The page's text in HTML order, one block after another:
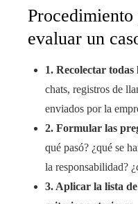
Procedimiento
evaluar un
1. Recolectar todas
chats, registros de
enviados por la
2. Formular las
qué pasó? ¿qué se
la responsabilidad?
3. Aplicar la lista